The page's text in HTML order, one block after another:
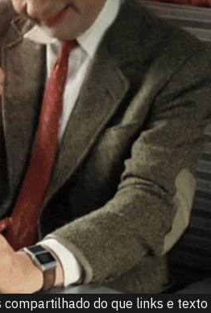
compartilhado do que links e texto